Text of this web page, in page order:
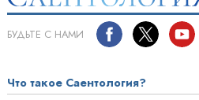
БУДЬТЕ С НАМИ
Что такое Саентология?